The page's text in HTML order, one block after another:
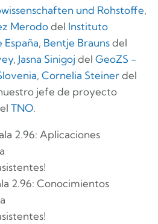
und Rohstoffe,
Merododel Instituto
, Bentje Braunsdel
, Jasna Sinigoj del GeoZS -
, Cornelia Steinerdel
jefe de proyecto
TNO.
2.96: Aplicaciones
2.96: Conocimientos